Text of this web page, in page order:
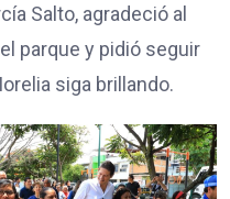
Salto, agradeció al
parque y pidió seguir
siga brillando.